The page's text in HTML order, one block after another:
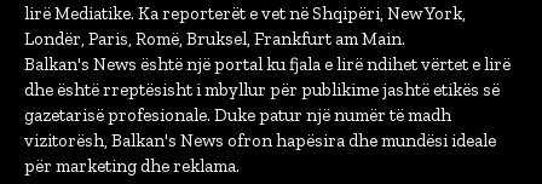
lirë Mediatike. Ka reporterët e vet në Shqipëri, New York,
Londër, Paris, Romë, Bruksel, Frankfurt am Main.
Balkan's News është një portal ku fjala e lirë ndihet vërtet e lirë
dhe është rreptësisht i mbyllur për publikime jashtë etikës së
gazetarisë profesionale. Duke patur një numër të madh
vizitorësh, Balkan's News ofron hapësira dhe mundësi ideale
për marketing dhe reklama.